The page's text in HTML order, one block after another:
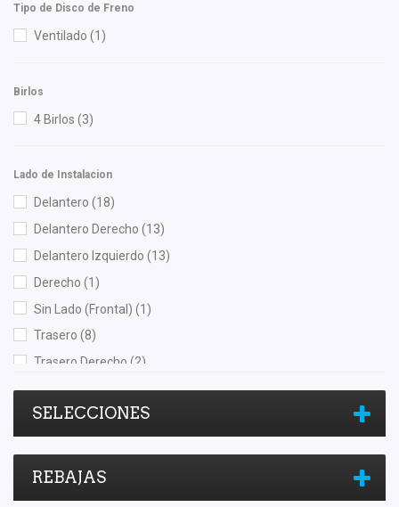
Sachs(1)
Safety(5)
Shift It
SYD (6)
Unicar(2)
Yokomitsu(21)
YS(1)
YYM(2)
Tipo de Disco de Freno
Ventilado (1)
Birlos
4 Birlos (3)
Lado de Instalacion
Delantero (18)
Delantero Derecho (13)
Delantero Izquierdo (13)
Derecho (1)
Sin Lado (Frontal) (1)
Trasero (8)
Trasero Derecho (2)
Trasero Izquierdo(2)
SELECCIONES
REBAJAS